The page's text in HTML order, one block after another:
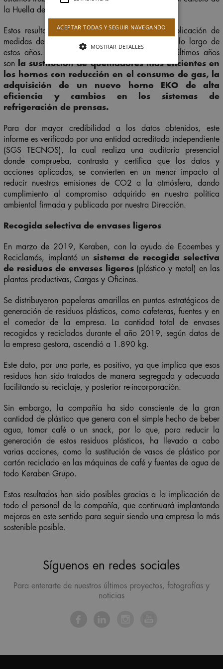
la Huella de 2019.
Estos resultados se han logrado gracias a la aplicación de
medidas de eficiencia energética implantadas a lo largo de
estos años. Las más representativas de los dos últimos años
son
la sustitución de quemadores más eficientes en
los hornos con reducción en el consumo de gas, la
adquisición de un nuevo horno EKO de alta
eficiencia y cambios en los sistemas de
refrigeración de prensas.
Para dar mayor credibilidad a los datos obtenidos, este
informe es verificado por una entidad acreditada independiente
(SGS TECNOS), la cual realiza una auditoría presencial
donde comprueba, contrasta y certifica que los datos y
acciones aplicadas, se convierten en un menor impacto al
reducir nuestras emisiones de CO2 a la atmósfera, dando
cumplimiento al compromiso adquirido en nuestra política
ambiental firmada y publicada por nuestra Dirección.
Recogida selectiva de envases ligeros
En marzo de 2019, Keraben, con la ayuda de Ecoembes y
Reciclamás, implantó un sistema de recogida selectiva
de residuos de envases ligeros(plástico y metal) en las
plantas productivas, Cargas y Oficinas.
Se distribuyeron papeleras amarillas en puntos estratégicos de
generación de residuos plásticos, como cafeteras, fuentes y en
el comedor de la empresa. La cantidad total de envases
recogidos y reciclados durante el año 2019, según datos de
la empresa gestora, ascendió a 1.890 kg.
Este dato, por una parte, es positivo, ya que implica que esos
residuos han sido tratados de manera segregada y adecuada
facilitando su reciclaje, y posterior re-incorporación.
Sin embargo, la compañía ha sido consciente de la gran
cantidad de plástico que genera con el simple hecho de beber
agua, tomar café o un snack, por lo que, para reducir la
generación de estos residuos plásticos, ha llevado a cabo
varias acciones, como la sustitución de vasos de plástico por
cartón reciclado en las máquinas de café y fuentes de agua de
todo Keraben Grupo.
Estos resultados han sido posibles gracias a la implicación de
todo el personal de la compañía, que continuará implantando
mejoras en este sentido para seguir siendo una empresa lo más
sostenible posible.
Síguenos en redes sociales
Para enterarte de nuestros últimos proyectos, fotografías y
noticias
ACEPTAR TODAS Y SEGUIR NAVEGANDO
MOSTRAR DETALLES